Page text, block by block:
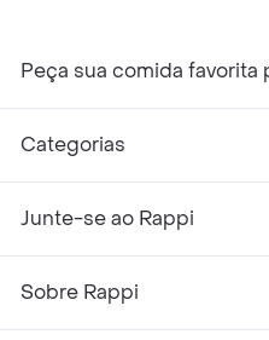
Peça sua comida favorita
Categorias
Junte-se ao Rappi
Sobre Rappi